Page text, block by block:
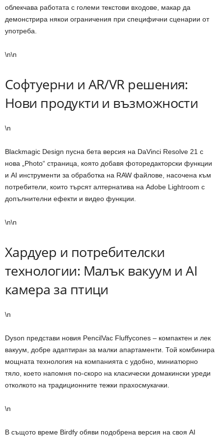
облекчава работата с големи текстови входове, макар да
демонстрира някои ограничения при специфични сценарии от
употреба.
\n\n
Софтуерни и AR/VR решения:
Нови продукти и възможности
\n
Blackmagic Design пусна бета версия на DaVinci Resolve 21 с
нова „Photo“ страница, която добавя фоторедакторски функции
и AI инструменти за обработка на RAW файлове, насочена към
потребители, които търсят алтернатива на Adobe Lightroom с
допълнителни ефекти и видео функции.
\n\n
Хардуер и потребителски
технологии: Малък вакуум и AI
камера за птици
\n
Dyson представи новия PencilVac Fluffycones – компактен и лек
вакуум, добре адаптиран за малки апартаменти. Той комбинира
мощната технология на компанията с удобно, миниатюрно
тяло, което напомня по-скоро на класически домакински уреди
отколкото на традиционните тежки прахосмукачки.
\n
В същото време Birdfy обяви подобрена версия на своя AI